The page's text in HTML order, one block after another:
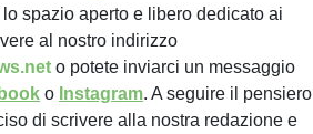
lo spazio aperto e libero dedicato ai
al nostro indirizzo
o potete inviarci un messaggio
o Instagram. A seguire il pensiero
di scrivere alla nostra redazione e